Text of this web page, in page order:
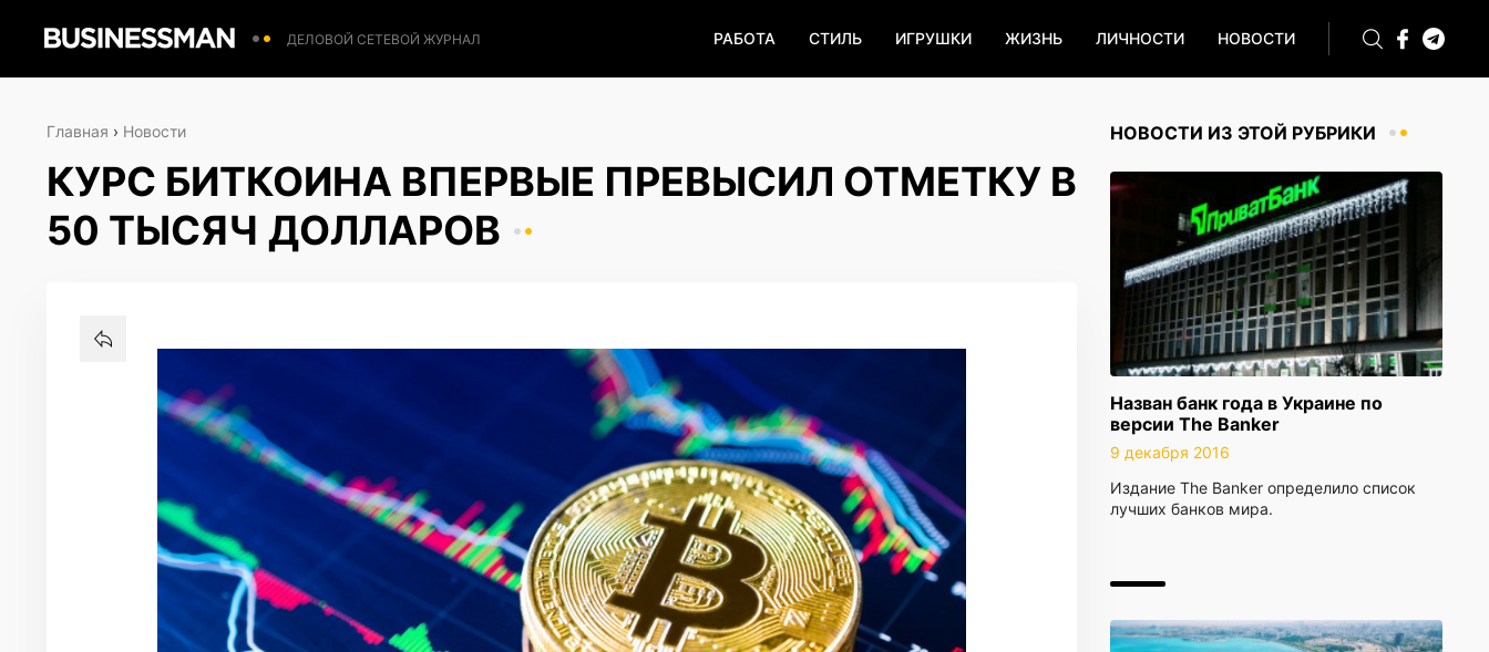
ДЕЛОВОЙ СЕТЕВОЙ ЖУРНАЛ РАБОТА СТИЛЬ ИГРУШКИ ЖИЗНЬ ЛИЧНОСТИ НОВОСТИ
НОВОСТИ ИЗ ЭТОЙ РУБРИКИ
Назван банк года в Украине по
версии The Banker
9 декабря 2016
Издание The Banker определило список
лучших банков мира.
Главная › Новости
КУРС БИТКОИНА ВПЕРВЫЕ ПРЕВЫСИЛ ОТМЕТКУ В
50 ТЫСЯЧ ДОЛЛАРОВ